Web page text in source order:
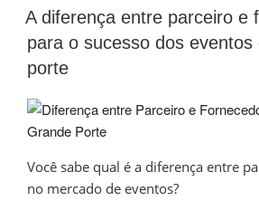
A diferença entre parceiro e
para o sucesso dos eventos
porte
Você sabe qual é a diferença entre
no mercado de eventos?